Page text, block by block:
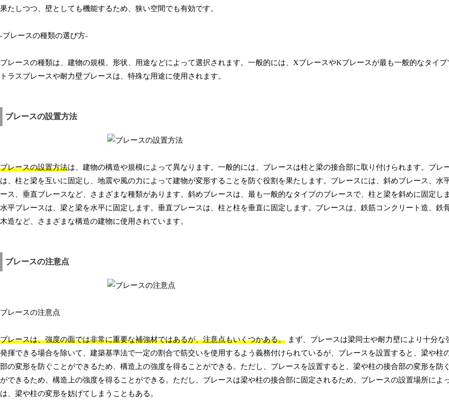
果たしつつ、壁としても機能するため、狭い空間でも有効です。
-ブレースの種類の選び方-
ブレースの種類は、建物の規模、形状、用途などによって選択されます。一般的には、XブレースやKブレースが最も一般的なタイプ
トラスブレースや耐力壁ブレースは、特殊な用途に使用されます。
ブレースの設置方法
ブレースの設置方法は、建物の構造や規模によって異なります。一般的には、ブレースは柱と梁の接合部に取り付けられます。ブレ
は、柱と梁を互いに固定し、地震や風の力によって建物が変形することを防ぐ役割を果たします。ブレースには、斜めブレース、水
ース、垂直ブレースなど、さまざまな種類があります。斜めブレースは、最も一般的なタイプのブレースで、柱と梁を斜めに固定し
水平ブレースは、梁と梁を水平に固定します。垂直ブレースは、柱と柱を垂直に固定します。ブレースは、鉄筋コンクリート造、鉄
木造など、さまざまな構造の建物に使用されています。
ブレースの注意点
ブレースの注意点
ブレースは、強度の面では非常に重要な補強材ではあるが、注意点もいくつかある。 まず、ブレースは梁同士や耐力壁により十分な
発揮できる場合を除いて、建築基準法で一定の割合で筋交いを使用するよう義務付けられているが、ブレースを設置すると、梁や柱
部の変形を防ぐことができるため、構造上の強度を得ることができる。ただし、ブレースを設置すると、梁や柱の接合部の変形を防
ができるため、構造上の強度を得ることができる。ただし、ブレースは梁や柱の接合部に固定されるため、ブレースの設置場所によ
は、梁や柱の変形を妨げてしまうこともある。